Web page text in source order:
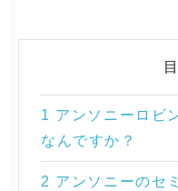
1 アンソニーロビ
なんですか？
2 アンソニーのセ